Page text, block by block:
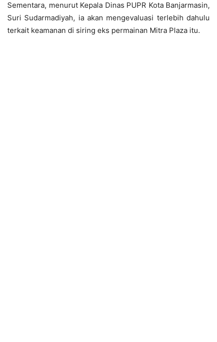
Sementara, menurut Kepala Dinas PUPR Kota Banjarmasin,
Suri Sudarmadiyah, ia akan mengevaluasi terlebih dahulu
terkait keamanan di siring eks permainan Mitra Plaza itu.